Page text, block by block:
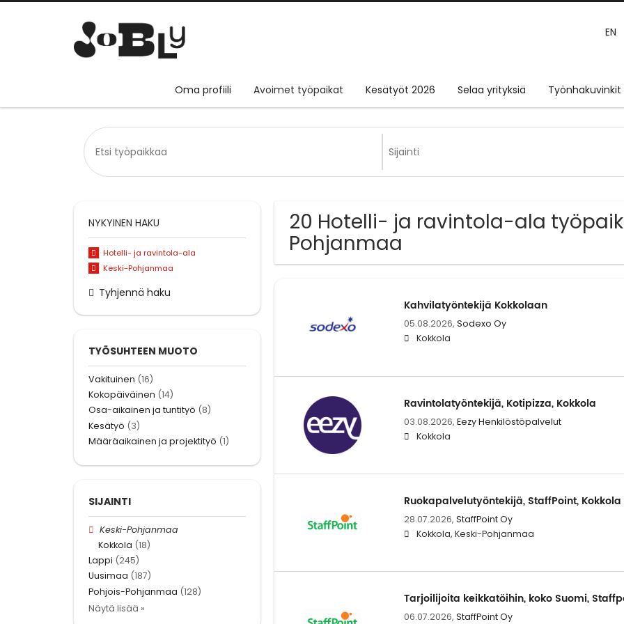
EN
Oma profiili Avoimet työpaikat Kesätyöt 2026 Selaa yrityksiä Työnhakuvinkit
20 Hotelli- ja ravintola-ala
Pohjanmaa
Kahvilatyöntekijä Kokkolaan
05.08.2026, Sodexo Oy
Kokkola
Ravintolatyöntekijä, Kotipizza, Kokkola
03.08.2026, Eezy Henkilöstöpalvelut
Kokkola
Ruokapalvelutyöntekijä, StaffPoint, Kokkola
28.07.2026, StaffPoint Oy
Kokkola, Keski-Pohjanmaa
Tarjoilijoita keikkatöihin, koko Suomi,
06.07.2026, StaffPoint Oy
NYKYINEN HAKU
Hotelli- ja ravintola-ala
Keski-Pohjanmaa
Tyhjennä haku
TYÖSUHTEEN MUOTO
Vakituinen (16)
Kokopäiväinen (14)
Osa-aikainen ja tuntityö (8)
Kesätyö (3)
Määräaikainen ja projektityö (1)
SIJAINTI
Keski-Pohjanmaa
Kokkola (18)
Lappi (245)
Uusimaa (187)
Pohjois-Pohjanmaa (128)
Näytä lisää »